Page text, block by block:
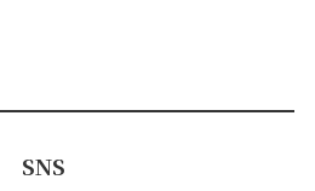
SNS